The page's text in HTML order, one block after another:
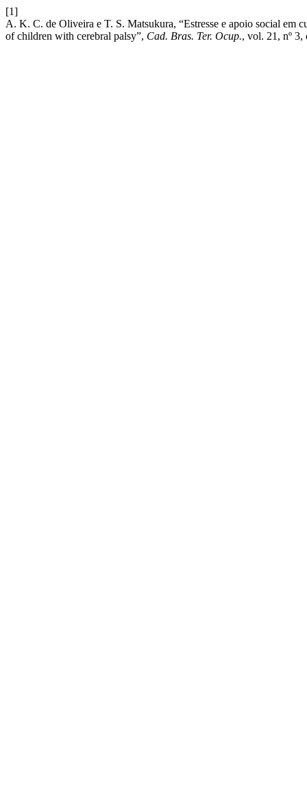
[1]
A. K. C. de Oliveira e T. S. Matsukura, “Estresse e apoio social em
of children with cerebral palsy”, Cad. Bras. Ter. Ocup., vol. 21, nº 3,